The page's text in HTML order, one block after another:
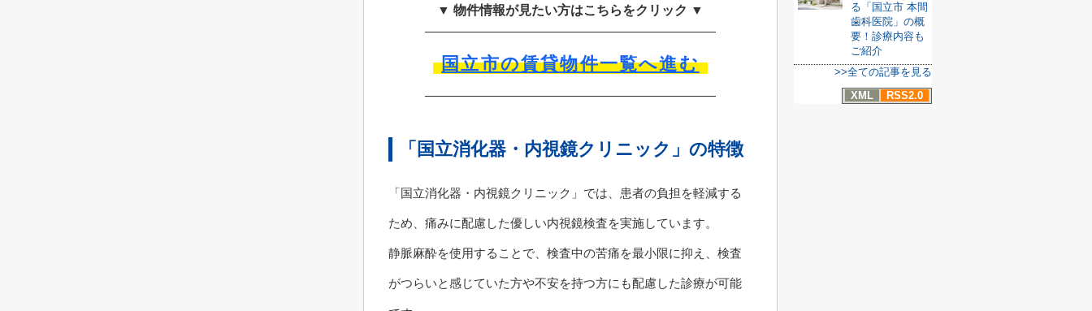
▼ 物件情報が見たい方はこちらをクリック ▼
国立市の賃貸物件一覧へ進む
「国立消化器・内視鏡クリニック」の特徴
「国立消化器・内視鏡クリニック」では、患者の負担を軽減する
ため、痛みに配慮した優しい内視鏡検査を実施しています。
静脈麻酔を使用することで、検査中の苦痛を最小限に抑え、検査
がつらいと感じていた方や不安を持つ方にも配慮した診療が可能
る「国立市 本間
歯科医院」の概
要！診療内容も
ご紹介
>>全ての記事を見る
XML
RSS2.0